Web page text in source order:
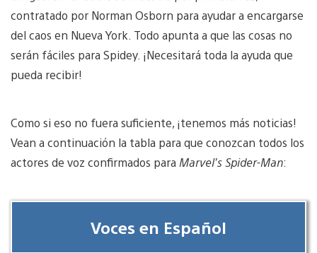
contratado por Norman Osborn para ayudar a encargarse
del caos en Nueva York. Todo apunta a que las cosas no
serán fáciles para Spidey. ¡Necesitará toda la ayuda que
pueda recibir!
Como si eso no fuera suficiente, ¡tenemos más noticias!
Vean a continuación la tabla para que conozcan todos los
actores de voz confirmados para Marvel’s Spider-Man:
Voces en Español